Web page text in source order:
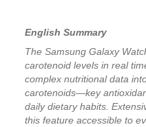
English Summary
The Samsung Galaxy
carotenoid levels in real
complex nutritional data
carotenoids—key
daily dietary habits.
this feature accessible to